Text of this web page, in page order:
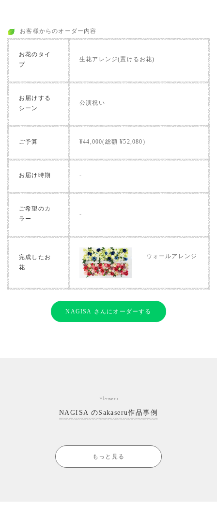
お客様からのオーダー内容
お花のタイ
プ
生花アレンジ(置けるお花)
お届けする
シーン
公演祝い
ご予算 ¥44,000(総額 ¥52,080)
お届け時期 -
ご希望のカ
ラー
-
完成したお
花
ウォールアレンジ
NAGISA さんにオーダーする
Flowers
NAGISA のSakaseru作品事例
もっと見る